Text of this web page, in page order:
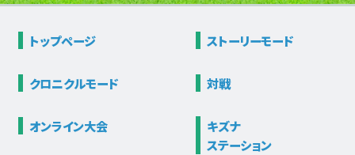
トップページ ストーリーモード
クロニクルモード 対戦
オンライン大会
キズナ
ステーション